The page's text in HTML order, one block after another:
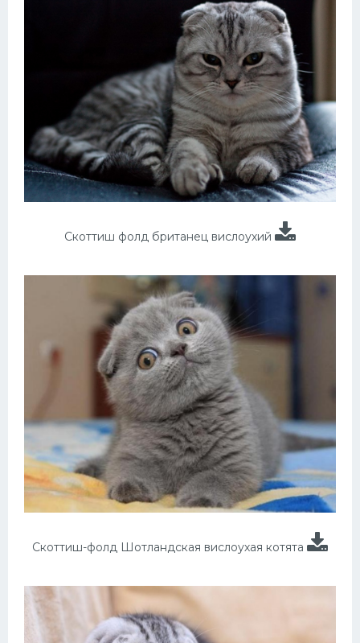
Скоттиш фолд британец вислоухий
Скоттиш-фолд Шотландская вислоухая котята